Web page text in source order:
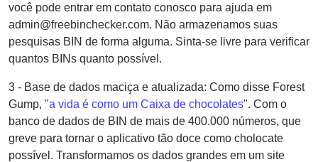
você pode entrar em contato conosco para ajuda em
admin@freebinchecker.com. Não armazenamos suas
pesquisas BIN de forma alguma. Sinta-se livre para verificar
quantos BINs quanto possível.
3 - Base de dados maciça e atualizada: Como disse Forest
Gump, "a vida é como um Caixa de chocolates". Com o
banco de dados de BIN de mais de 400.000 números, que
greve para tornar o aplicativo tão doce como cholocate
possível. Transformamos os dados grandes em um site